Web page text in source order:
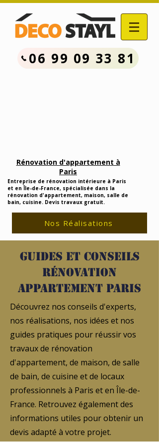
06 99 09 33 81
Rénovation d'appartement à
Paris
Entreprise de rénovation intérieure à Paris
et en Île-de-France, spécialisée dans la
rénovation d'appartement, maison, salle de
bain, cuisine. Devis travaux gratuit.
Nos Réalisations
Guides et conseils
rénovation
appartement Paris
Découvrez nos conseils d'experts,
nos réalisations, nos idées et nos
guides pratiques pour réussir vos
travaux de rénovation
d'appartement, de maison, de salle
de bain, de cuisine et de locaux
professionnels à Paris et en Île-de-
France. Retrouvez également des
informations utiles pour obtenir un
devis adapté à votre projet.